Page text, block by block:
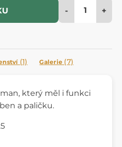
- +
(1) Galerie (7)
který měl i funkci
a paličku.